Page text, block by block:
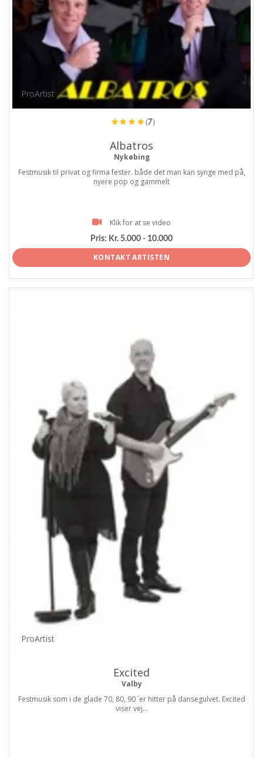
ProArtist
(7)
Albatros
Nykøbing
Festmusik til privat og firma fester. både det man kan synge med på,
nyere pop og gammelt
Klik for at se video
Pris: Kr. 5.000 - 10.000
KONTAKT ARTISTEN
ProArtist
Excited
Valby
Festmusik som i de glade 70, 80, 90 ´er hitter på dansegulvet. Excited
viser vej...